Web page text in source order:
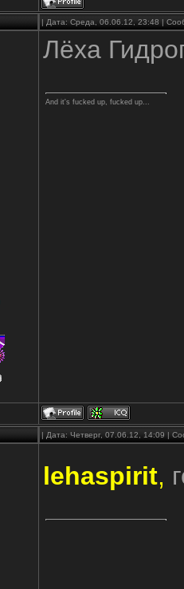
| Дата: Среда, 06.06.12, 23:48 |
Лёха
And it's fucked up, fucked up...
| Дата: Четверг, 07.06.12, 14:09 |
lehaspirit,